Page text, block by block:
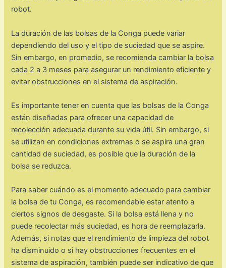
robot.
La duración de las bolsas de la Conga puede variar
dependiendo del uso y el tipo de suciedad que se aspire.
Sin embargo, en promedio, se recomienda cambiar la bolsa
cada 2 a 3 meses para asegurar un rendimiento eficiente y
evitar obstrucciones en el sistema de aspiración.
Es importante tener en cuenta que las bolsas de la Conga
están diseñadas para ofrecer una capacidad de
recolección adecuada durante su vida útil. Sin embargo, si
se utilizan en condiciones extremas o se aspira una gran
cantidad de suciedad, es posible que la duración de la
bolsa se reduzca.
Para saber cuándo es el momento adecuado para cambiar
la bolsa de tu Conga, es recomendable estar atento a
ciertos signos de desgaste. Si la bolsa está llena y no
puede recolectar más suciedad, es hora de reemplazarla.
Además, si notas que el rendimiento de limpieza del robot
ha disminuido o si hay obstrucciones frecuentes en el
sistema de aspiración, también puede ser indicativo de que